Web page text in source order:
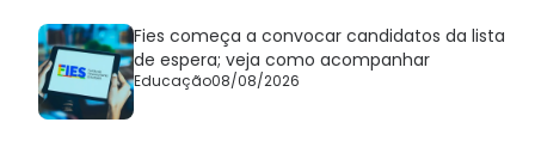
Fies começa a convocar candidatos da lista
de espera; veja como acompanhar
Educação08/08/2026